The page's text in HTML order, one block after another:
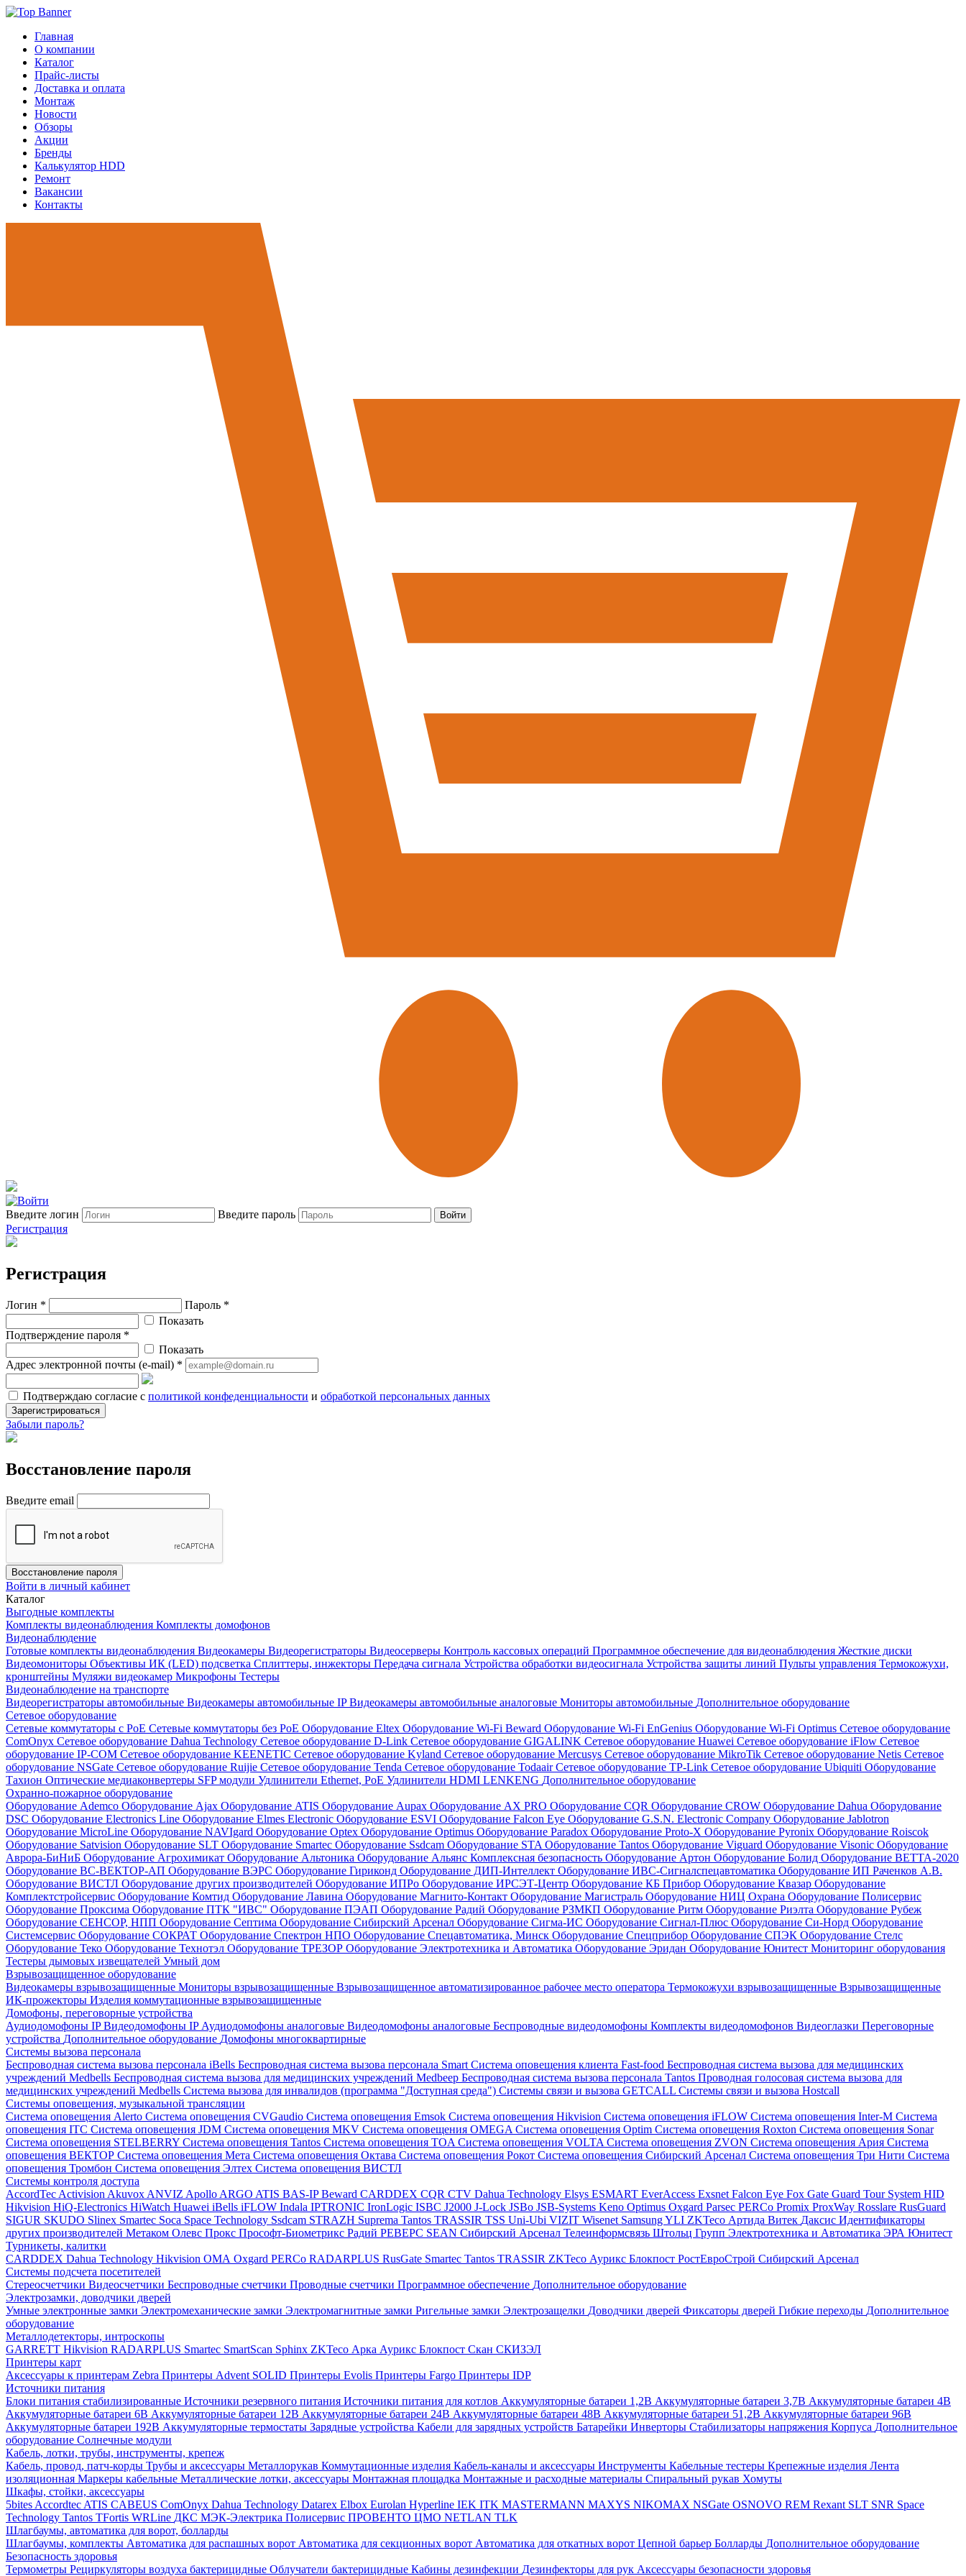
Главная
О компании
Каталог
Прайс-листы
Доставка и оплата
Монтаж
Новости
Обзоры
Акции
Бренды
Калькулятор HDD
Ремонт
Вакансии
Контакты
Введите логин Введите пароль Войти
Регистрация
Регистрация
Логин *
Пароль *
Показать
Подтверждение пароля *
Показать
Адрес электронной почты (e-mail) *
Подтверждаю согласие с политикой конфеденциальности и обработкой персональных данных
Зарегистрироваться
Забыли пароль?
Восстановление пароля
Введите email
Восстановление пароля
Войти в личный кабинет
Каталог
Выгодные комплекты
Комплекты видеонаблюдения Комплекты домофонов
Видеонаблюдение
Готовые комплекты видеонаблюдения Видеокамеры Видеорегистраторы Видеосерверы Контроль кассовых операций Программное обеспечение для видеонаблюдения Жесткие диски
Видеомониторы Объективы ИК (LED) подсветка Сплиттеры, инжекторы Передача сигнала Устройства обработки видеосигнала Устройства защиты линий Пульты управления Термокожухи,
кронштейны Муляжи видеокамер Микрофоны Тестеры
Видеонаблюдение на транспорте
Видеорегистраторы автомобильные Видеокамеры автомобильные IPВидеокамеры автомобильные аналоговые Мониторы автомобильные Дополнительное оборудование
Сетевое оборудование
Сетевые коммутаторы с РоЕ Сетевые коммутаторы без РоЕ Оборудование Eltex Оборудование Wi-Fi Beward Оборудование Wi-Fi EnGenius Оборудование Wi-Fi Optimus Сетевое оборудование
ComOnyx Сетевое оборудование Dahua Technology Сетевое оборудование D-Link Сетевое оборудование GIGALINK Сетевое оборудование Huawei Сетевое оборудование iFlow Сетевое
оборудование IP-COM Сетевое оборудование KEENETIC Сетевое оборудование Kyland Сетевое оборудование Mercusys Сетевое оборудование MikroTik Сетевое оборудование Netis Сетевое
оборудование NSGate Сетевое оборудование Ruijie Сетевое оборудование Tenda Сетевое оборудование TodaairСетевое оборудование TP-Link Сетевое оборудование Ubiquiti Оборудование
Тахион Оптические медиаконвертеры SFP модули Удлинители Ethernet, PoE Удлинители HDMI LENKENG Дополнительное оборудование
Охранно-пожарное оборудование
Оборудование Ademco Оборудование Ajax Оборудование ATIS Оборудование Aupax Оборудование AX PRO Оборудование CQR Оборудование CROW Оборудование Dahua Оборудование
DSC Оборудование Electronics Line Оборудование Elmes Electronic Оборудование ESVI Оборудование Falcon Eye Оборудование G.S.N. Electronic Company Оборудование Jablotron
Оборудование MicroLine Оборудование NAVIgard Оборудование Optex Оборудование Optimus Оборудование Paradox Оборудование Proto-X Оборудование Pyronix Оборудование Roiscok
Оборудование Satvision Оборудование SLT Оборудование Smartec Оборудование Ssdcam Оборудование STA Оборудование Tantos Оборудование Viguard Оборудование Visonic Оборудование
Аврора-БиНиБ Оборудование Агрохимикат Оборудование Альтоника Оборудование Альянс Комплексная безопасность Оборудование Артон Оборудование Болид Оборудование ВЕТТА-2020
Оборудование ВС-ВЕКТОР-АП Оборудование ВЭРС Оборудование Гириконд Оборудование ДИП-Интеллект Оборудование ИВС-Сигналспецавтоматика Оборудование ИП Раченков А.В.
Оборудование ВИСТЛ Оборудование других производителей Оборудование ИПРо Оборудование ИРСЭТ-Центр Оборудование КБ Прибор Оборудование Квазар Оборудование
Комплектстройсервис Оборудование Комтид Оборудование Лавина Оборудование Магнито-Контакт Оборудование Магистраль Оборудование НИЦ Охрана Оборудование Полисервис
Оборудование Проксима Оборудование ПТК "ИВС" Оборудование ПЭАП Оборудование Радий Оборудование РЗМКП Оборудование Ритм Оборудование Риэлта Оборудование Рубеж
Оборудование СЕНСОР, НПП Оборудование Септима Оборудование Сибирский Арсенал Оборудование Сигма-ИС Оборудование Сигнал-Плюс Оборудование Си-Норд Оборудование
Системсервис Оборудование СОКРАТ Оборудование Спектрон НПО Оборудование Спецавтоматика, Минск Оборудование Спецприбор Оборудование СПЭК Оборудование Стелс
Оборудование Теко Оборудование Технотэл Оборудование ТРЕЗОР Оборудование Электротехника и Автоматика Оборудование Эридан Оборудование Юнитест Мониторинг оборудования
Тестеры дымовых извещателей Умный дом
Взрывозащищенное оборудование
Видеокамеры взрывозащищенные Мониторы взрывозащищенные Взрывозащищенное автоматизированное рабочее место оператора Термокожухи взрывозащищенные Взрывозащищенные
ИК-прожекторы Изделия коммутационные взрывозащищенные
Домофоны, переговорные устройства
Аудиодомофоны IPВидеодомофоны IP Аудиодомофоны аналоговые Видеодомофоны аналоговые Беспроводные видеодомофоны Комплекты видеодомофонов Видеоглазки Переговорные
устройства Дополнительное оборудование Домофоны многоквартирные
Системы вызова персонала
Беспроводная система вызова персонала iBells Беспроводная система вызова персонала Smart Система оповещения клиента Fast-food Беспроводная система вызова для медицинских
учреждений Medbells Беспроводная система вызова для медицинских учреждений Medbeep Беспроводная система вызова персонала Tantos Проводная голосовая система вызова для
медицинских учреждений Medbells Система вызова для инвалидов (программа "Доступная среда") Системы связи и вызова GETCALL Системы связи и вызова Hostcall
Системы оповещения, музыкальной трансляции
Система оповещения Alerto Система оповещения CVGaudio Система оповещения Emsok Система оповещения Hikvision Система оповещения iFLOW Система оповещения Inter-M Система
оповещения ITC Система оповещения JDM Система оповещения MKV Система оповещения OMEGA Система оповещения Optim Система оповещения Roxton Система оповещения Sonar
Система оповещения STELBERRY Система оповещения Tantos Система оповещения TOA Система оповещения VOLTA Система оповещения ZVON Система оповещения Ария Система
оповещения ВЕКТОР Система оповещения Мета Система оповещения Октава Система оповещения Рокот Система оповещения Сибирский Арсенал Система оповещения Три Нити Система
оповещения Тромбон Система оповещения Элтех Система оповещения ВИСТЛ
Системы контроля доступа
AccordTec Activision Akuvox ANVIZ Apollo ARGO ATIS BAS-IPBeward CARDDEX CQR CTV Dahua Technology Elsys ESMART EverAccess Exsnet Falcon Eye Fox Gate Guard Tour System HID
Hikvision HiQ-Electronics HiWatch Huawei iBells iFLOW Indala IPTRONIC IronLogic ISBC J2000 J-Lock JSBo JSB-Systems Keno Optimus Oxgard Parsec PERCo Promix ProxWay Rosslare RusGuard
SIGUR SKUDO Slinex Smartec Soca Space Technology Ssdcam STRAZH Suprema Tantos TRASSIR TSS Uni-Ubi VIZIT Wisenet SamsungYLI ZKTeco Артида Витек Даксис Идентификаторы
других производителей Метаком Олевс Прокс Прософт-Биометрикс Радий РЕВЕРС SEAN Сибирский Арсенал Телеинформсвязь Штольц Групп Электротехника и Автоматика ЭРА Юнитест
Турникеты, калитки
CARDDEX Dahua Technology Hikvision ОМА Oxgard PERCo RADARPLUS RusGate Smartec Tantos TRASSIR ZKTeco Аурикс Блокпост РостЕвроСтрой Сибирский Арсенал
Системы подсчета посетителей
Стереосчетчики Видеосчетчики Беспроводные счетчики Проводные счетчики Программное обеспечение Дополнительное оборудование
Электрозамки, доводчики дверей
Умные электронные замки Электромеханические замки Электромагнитные замки Ригельные замки Электрозащелки Доводчики дверей Фиксаторы дверей Гибкие переходы Дополнительное
оборудование
Металлодетекторы, интроскопы
GARRETT Hikvision RADARPLUS Smartec SmartScan Sphinx ZKTeco Арка Аурикс Блокпост Скан СКИЗЭЛ
Принтеры карт
Аксессуары к принтерам Zebra Принтеры Advent SOLID Принтеры Evolis Принтеры Fargo Принтеры IDP
Источники питания
Блоки питания стабилизированные Источники резервного питания Источники питания для котлов Аккумуляторные батареи 1,2В Аккумуляторные батареи 3,7В Аккумуляторные батареи 4В
Аккумуляторные батареи 6В Аккумуляторные батареи 12В Аккумуляторные батареи 24В Аккумуляторные батареи 48В Аккумуляторные батареи 51,2В Аккумуляторные батареи 96В
Аккумуляторные батареи 192В Аккумуляторные термостаты Зарядные устройства Кабели для зарядных устройств Батарейки Инверторы Стабилизаторы напряжения Корпуса Дополнительное
оборудование Солнечные модули
Кабель, лотки, трубы, инструменты, крепеж
Кабель, провод, патч-корды Трубы и аксессуары Металлорукав Коммутационные изделия Кабель-каналы и аксессуары Инструменты Кабельные тестеры Крепежные изделия Лента
изоляционная Маркеры кабельные Металлические лотки, аксессуары Монтажная площадка Монтажные и расходные материалы Спиральный рукав Хомуты
Шкафы, стойки, аксессуары
5bites Accordtec ATIS CABEUS ComOnyx Dahua Technology Datarex Elbox Eurolan Hyperline IEK ITK MASTERMANN MAXYS NIKOMAX NSGate OSNOVO REM Rexant SLT SNR Space
Technology Tantos TFortis WRLine ДКС МЭК-Электрика Полисервис ПРОВЕНТО ЦМО NETLAN TLK
Шлагбаумы, автоматика для ворот, болларды
Шлагбаумы, комплекты Автоматика для распашных ворот Автоматика для секционных ворот Автоматика для откатных ворот Цепной барьер Болларды Дополнительное оборудование
Безопасность здоровья
Термометры Рециркуляторы воздуха бактерицидные Облучатели бактерицидные Кабины дезинфекции Дезинфекторы для рук Аксессуары безопасности здоровья